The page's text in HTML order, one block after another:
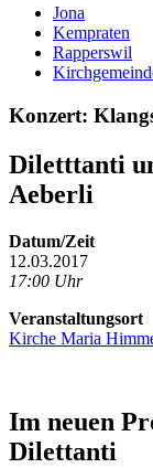
Jona
Kempraten
Rapperswil
Konzert:
Diletttanti
Aeberli
Datum/Zeit
12.03.2017
17:00 Uhr
Veranstaltungsort
Kirche Maria
Im neuen
Dilettanti